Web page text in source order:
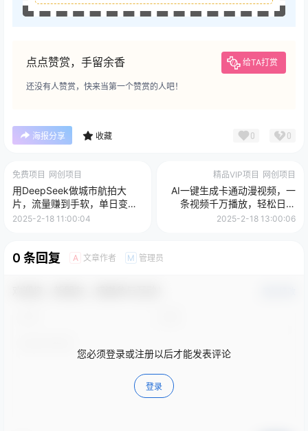
点点赞赏，手留余香 给TA打赏
还没有人赞赏，快来当第一个赞赏的人吧！
海报分享 收藏 0 0
免费项目 网创项目
用DeepSeek做城市航拍大
片，流量赚到手软，单日变现
1000+
2025-2-18 11:00:04
精品VIP项目 网创项目
AI一键生成卡通动漫视频，一
条视频千万播放，轻松日入
1000+
2025-2-18 13:00:06
0 条回复 A 文章作者 M 管理员
您必须登录或注册以后才能发表评论
登录